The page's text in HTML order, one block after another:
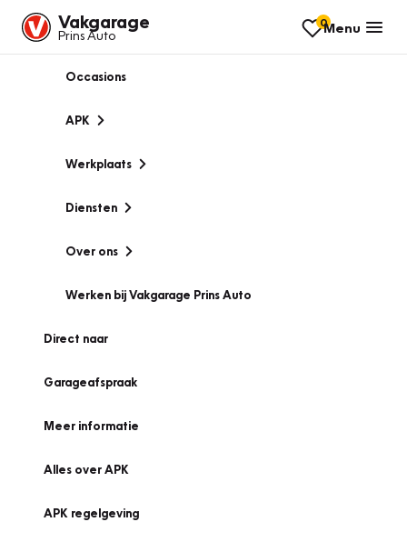
Vakgarage
Prins Auto
0Menu
Occasions
APK
Werkplaats
Diensten
Over ons
Werken bij Vakgarage Prins Auto
Direct naar
Garageafspraak
Meer informatie
Alles over APK
APK regelgeving